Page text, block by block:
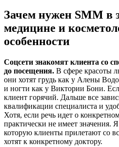
Зачем нужен SMM в
медицине и
особенности
Соцсети знакомят клиента со
до посещения. В сфере красоты
они хотят грудь как у Алены
и ногти как у Виктории Бони.
клиент горячий. Дальше все
квалификации специалиста и
Хотя, если речь идет о
практически не имеет значения.
которую клиенты прилетают со
хотят к конкретному доктору.